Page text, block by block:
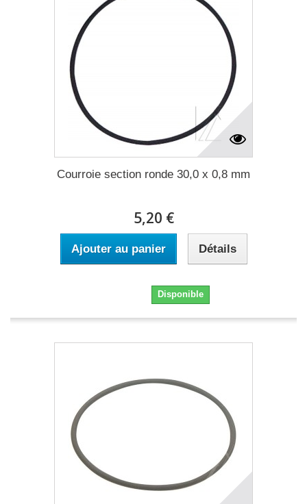
Courroie section ronde 30,0 x 0,8 mm
5,20 €
Ajouter au panier Détails
Disponible